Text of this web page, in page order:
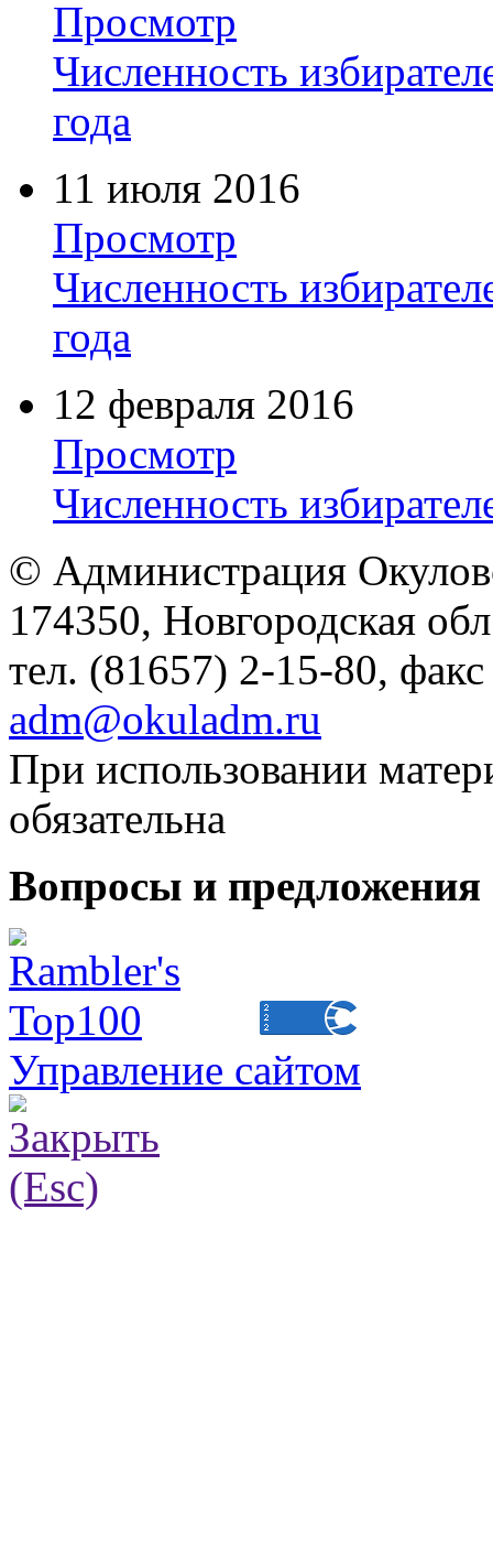
Просмотр
Численность
года
11 июля 2016
Просмотр
Численность
года
12 февраля 2016
Просмотр
Численность
© Администрация
174350, Новгородская
тел. (81657) 2-15-80,
adm@okuladm.ru
При использовании
обязательна
Вопросы и
Управление сайтом